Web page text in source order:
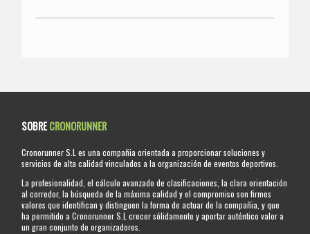
SOBRECRONORUNNER
Cronorunner S.L es una compañia orientada a proporcionar soluciones y
servicios de alta calidad vinculados a la organización de eventos deportivos.
La profesionalidad, el cálculo avanzado de clasificaciones, la clara orientación
al corredor, la búsqueda de la máxima calidad y el compromiso son firmes
valores que identifican y distinguen la forma de actuar de la compañia, y que
ha permitido a Cronorunner S.L crecer sólidamente y aportar auténtico valor a
un gran conjunto de organizadores.